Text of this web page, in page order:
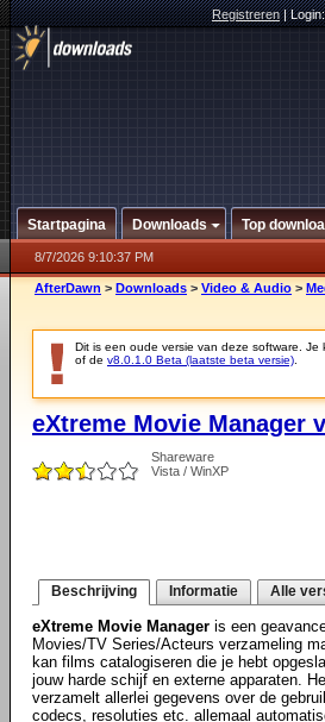
Registreren|
Startpagina Downloads Top
8/7/2026 9:10:37 PM
AfterDawn > Downloads > Video & Audio >
Dit is een oude versie van deze software. Je
of de v8.0.1.0 Beta (laatste beta versie)
eXtreme Movie Manager
Shareware
Vista / WinXP
Beschrijving Informatie Alle
eXtreme Movie Manager is een
Movies/TV Series/Acteurs verzameling
kan films catalogiseren die je hebt
jouw harde schijf en externe apparaten.
verzamelt allerlei gegevens over de
codecs, resoluties etc. allemaal